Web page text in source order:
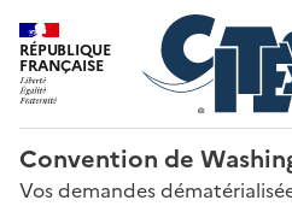
RÉPUBLIQUE
FRANÇAISE
Convention de
Vos demandes